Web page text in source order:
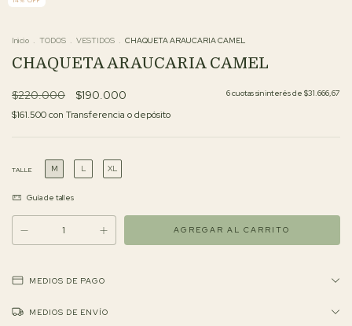
Inicio . TODOS . VESTIDOS . CHAQUETA ARAUCARIA CAMEL
CHAQUETA ARAUCARIA CAMEL
$220.000 $190.000 6cuotas sin interés de $31.666,67
$161.500con Transferencia o depósito
TALLE M L XL
Guía de talles
MEDIOS DE PAGO
MEDIOS DE ENVÍO